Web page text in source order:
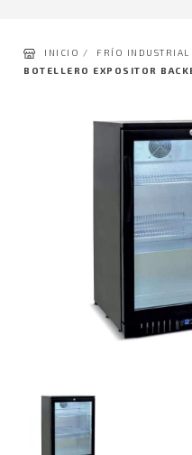
INICIO / FRÍO
BOTELLERO EXPOSITOR